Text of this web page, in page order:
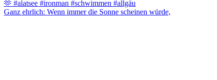
Ganz ehrlich: Wenn immer die Sonne scheinen würde,